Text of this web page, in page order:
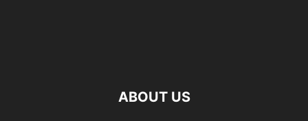
ABOUT US